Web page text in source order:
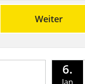
Weiter
6.
Jan